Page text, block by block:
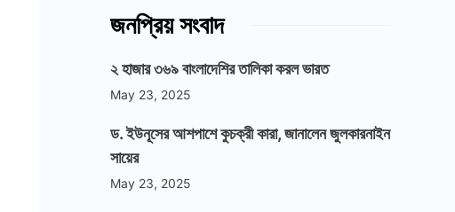
জনপ্রিয় সংবাদ
২ হাজার ৩৬৯ বাংলাদেশির তালিকা করল ভারত
May 23, 2025
ড. ইউনূসের আশপাশে কুচক্রী কারা, জানালেন জুলকারনাইন
সায়ের
May 23, 2025